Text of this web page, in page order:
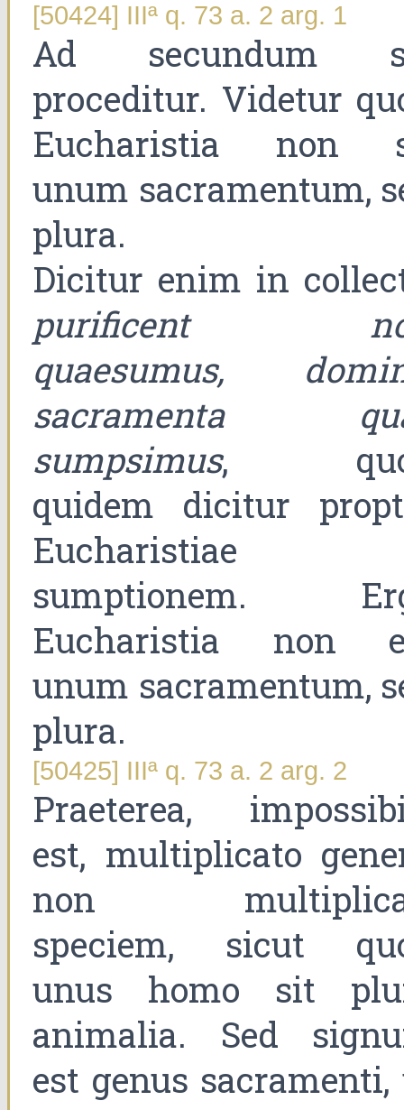
[50424] IIIª q. 73 a. 2 arg. 1
Ad secundum
proceditur. Videtur
Eucharistia non
unum sacramentum,
plura.
Dicitur enim in
purificent
quaesumus,
sacramenta
sumpsimus,
quidem dicitur
Eucharistiae
sumptionem.
Eucharistia non
unum sacramentum,
plura.
[50425] IIIª q. 73 a. 2 arg. 2
Praeterea,
est, multiplicato
non
speciem, sicut
unus homo sit
animalia. Sed
est genus sacramenti,